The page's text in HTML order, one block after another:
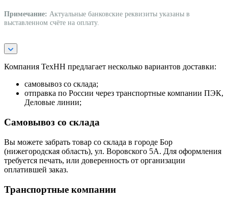
Примечание: Актуальные банковские реквизиты указаны в
выставленном счёте на оплату.
Компания ТехНН предлагает несколько вариантов доставки:
самовывоз со склада;
отправка по России через транспортные компании ПЭК,
Деловые линии;
Самовывоз со склада
Вы можете забрать товар со склада в городе Бор
(нижегородская область), ул. Воровского 5А. Для оформления
требуется печать, или доверенность от организации
оплатившей заказ.
Транспортные компании